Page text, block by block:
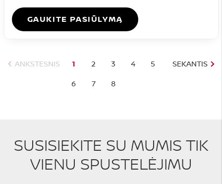
GAUKITE PASIŪLYMĄ
ANKSTESNIS SEKANTIS
1 2 3 4
5
6
7 8
SUSISIEKITE SU MUMIS TIK
VIENU SPUSTELĖJIMU